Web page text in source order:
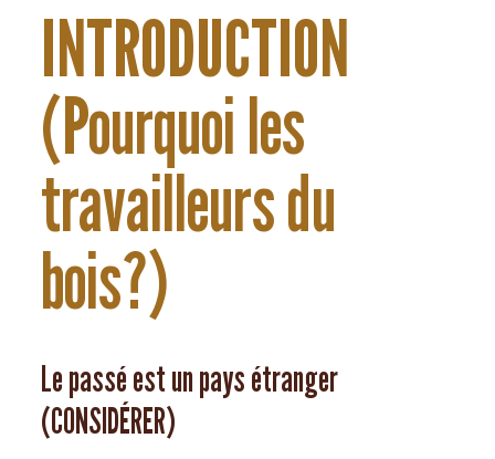
INTRODUCTION
(Pourquoi les
travailleurs du
bois?)
Le passé est un pays étranger
(CONSIDÉRER)